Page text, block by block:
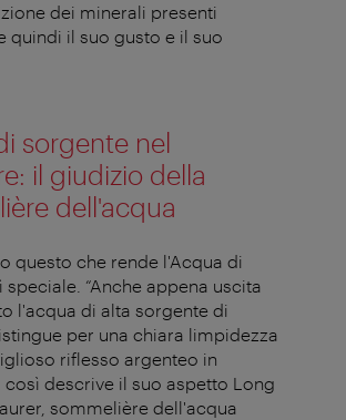
dei minerali presenti
quindi il suo gusto e il suo
sorgente nel
il giudizio della
dell'acqua
questo che rende l'Acqua di
speciale. “Anche appena uscita
l'acqua di alta sorgente di
per una chiara limpidezza
riflesso argenteo in
così descrive il suo aspetto Long
sommelière dell'acqua